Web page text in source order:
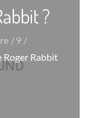
?
9
Roger Rabbit